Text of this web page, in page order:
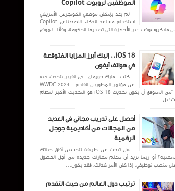
الموظفين لروبوت Copilot
لم يعد بإمكان موظفي الكونجرس الأمريكي
استخدام مساعد الذكاء الاصطناعي Copilot
مايكروسوفت عبر الأجهزة التي تصدرها الحكومة، وفقًا لموقع
...
iOS 18.. إليك أبرز المزايا المُتوقعة
في هواتف آيفون
كتب مارك جورمان في تقرير يتحدث فيه
عن مؤتمر المطورين القادم WWDC 2024
: “من المتوقع أن يكون تحديث iOS 18 هو التحديث الأكبر لنظام
...
أحصل على تدريب مجاني في العديد
من المجالات من أكاديمية جوجل
الرقمية
هل تبحث عن طريقة لتحسين آفاق حياتك
أو ربما تريد أن تتعلم مهارات جديدة من أجل الحصول
منصب توظيفي. إذا كان الأمر كذلك، فقد يكون...
ترتيب دول العالم من حيث التقدم